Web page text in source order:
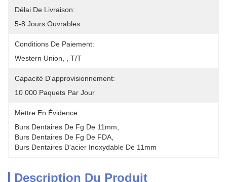
Délai De Livraison:
5-8 Jours Ouvrables
Conditions De Paiement:
Western Union, , T/T
Capacité D'approvisionnement:
10 000 Paquets Par Jour
Mettre En Évidence:
Burs Dentaires De Fg De 11mm
Burs Dentaires De Fg De FDA
Burs Dentaires D'acier Inoxydable De 11mm
Description Du Produit